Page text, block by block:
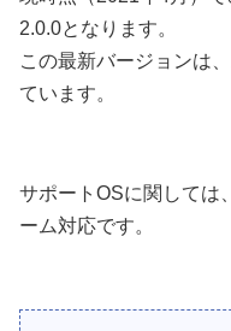
2.0.0となります。
この最新バージョンは
ています。
サポートOSに関しては
ーム対応です。